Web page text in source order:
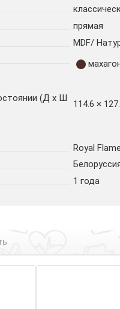
прямая
MDF/
(Д х Ш
114.6 ×
Royal Flame
1 года